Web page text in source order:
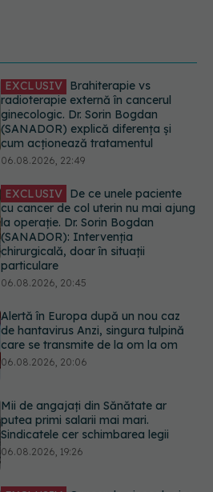
EXCLUSIV De ce unele paciente
cu cancer de col uterin nu mai ajung
la operație. Dr. Sorin Bogdan
(SANADOR): Intervenția
chirurgicală, doar în situații
06.08.2026, 20:45
Alertă în Europa după un nou caz
de hantavirus Anzi, singura tulpină
care se transmite de la om la om
06.08.2026, 20:06
Mii de angajați din Sănătate ar
putea primi salarii mai mari.
Sindicatele cer schimbarea legii
06.08.2026, 19:26
EXCLUSIV Cancerele ginecologice
care pot fi tratate fără operație. Dr.
Sorin Bogdan (SANADOR): Chirurgia
este indicată doar punctual, pentru
anumite categorii de paciente